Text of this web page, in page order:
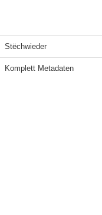
Stëchwieder
Komplett Metadaten